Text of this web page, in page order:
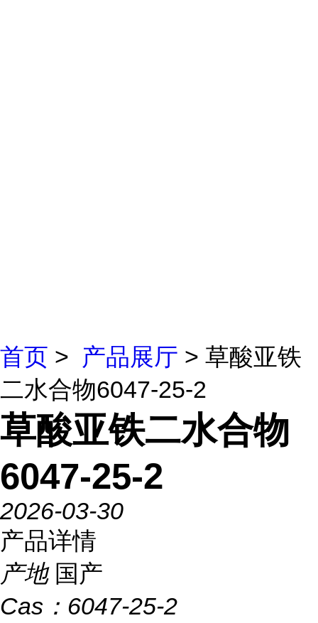
首页 > 产品展厅 > 草酸亚铁
二水合物6047-25-2
草酸亚铁二水合物
6047-25-2
2026-03-30
产品详情
产地 国产
Cas： 6047-25-2